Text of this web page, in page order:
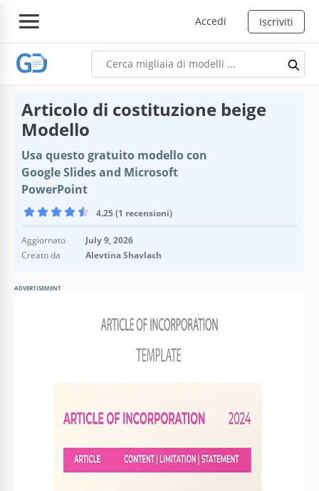
Accedi Iscriviti
Articolo di costituzione beige
Modello
Usa questo gratuito modello con
Google Slides and Microsoft
PowerPoint
4.25 (1 recensioni)
Aggiornato
July 9, 2026
Creato da
Alevtina Shavlach
ADVERTISEMENT